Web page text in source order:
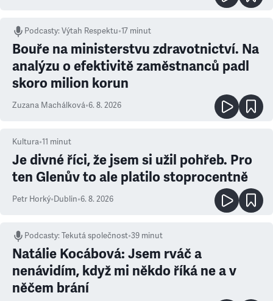
Podcasty:Výtah Respektu•17 minut
Bouře na ministerstvu zdravotnictví. Na
analýzu o efektivitě zaměstnanců padl
skoro milion korun
Zuzana Machálková•6. 8. 2026
Kultura•11 minut
Je divné říci, že jsem si užil pohřeb. Pro
ten Glenův to ale platilo stoprocentně
Petr Horký•Dublin•6. 8. 2026
Podcasty:Tekutá společnost•39 minut
Natálie Kocábová: Jsem rváč a
nenávidím, když mi někdo říká ne a v
něčem brání